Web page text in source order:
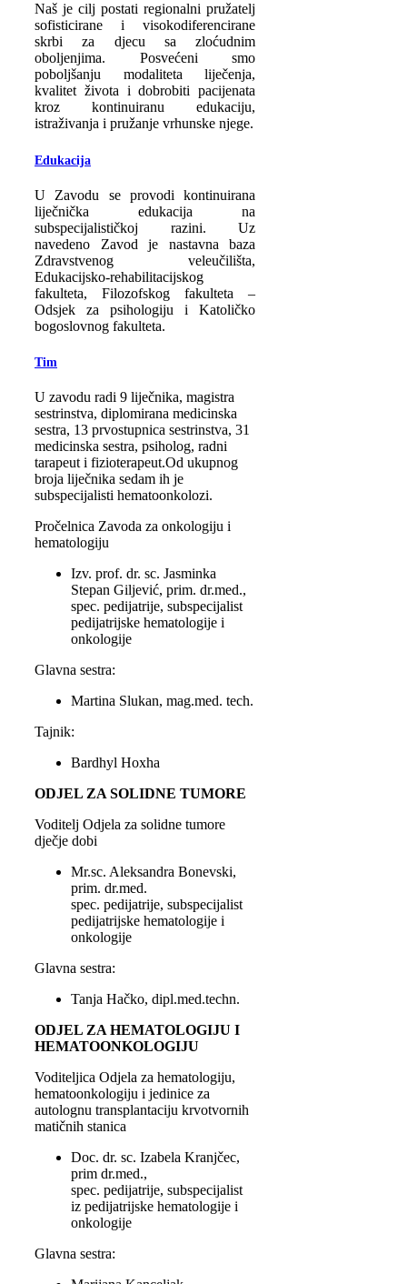
Naš je cilj postati regionalni pružatelj
sofisticirane i visokodiferencirane
skrbi za djecu sa zloćudnim
oboljenjima. Posvećeni smo
poboljšanju modaliteta liječenja,
kvalitet života i dobrobiti pacijenata
kroz kontinuiranu edukaciju,
istraživanja i pružanje vrhunske njege.
Edukacija
U Zavodu se provodi kontinuirana
liječnička edukacija na
subspecijalističkoj razini. Uz
navedeno Zavod je nastavna baza
Zdravstvenog veleučilišta,
Edukacijsko-rehabilitacijskog
fakulteta, Filozofskog fakulteta –
Odsjek za psihologiju i Katoličko
bogoslovnog fakulteta.
Tim
U zavodu radi 9 liječnika, magistra
sestrinstva, diplomirana medicinska
sestra, 13 prvostupnica sestrinstva, 31
medicinska sestra, psiholog, radni
tarapeut i fizioterapeut.Od ukupnog
broja liječnika sedam ih je
subspecijalisti hematoonkolozi.
Pročelnica Zavoda za onkologiju i
hematologiju
Izv. prof. dr. sc. Jasminka
Stepan Giljević, prim. dr.med.,
spec. pedijatrije, subspecijalist
pedijatrijske hematologije i
onkologije
Glavna sestra:
Martina Slukan, mag.med. tech.
Tajnik:
Bardhyl Hoxha
ODJEL ZA SOLIDNE TUMORE
Voditelj Odjela za solidne tumore
dječje dobi
Mr.sc. Aleksandra Bonevski,
prim. dr.med.
spec. pedijatrije, subspecijalist
pedijatrijske hematologije i
onkologije
Glavna sestra:
Tanja Hačko, dipl.med.techn.
ODJEL ZA HEMATOLOGIJU I
HEMATOONKOLOGIJU
Voditeljica Odjela za hematologiju,
hematoonkologiju i jedinice za
autolognu transplantaciju krvotvornih
matičnih stanica
Doc. dr. sc. Izabela Kranjčec,
prim dr.med.,
spec. pedijatrije, subspecijalist
iz pedijatrijske hematologije i
onkologije
Glavna sestra: